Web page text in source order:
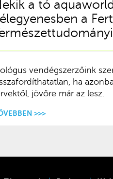
a tó
a
vendégszerzőink
ha
jövőre már az lesz.
>>>